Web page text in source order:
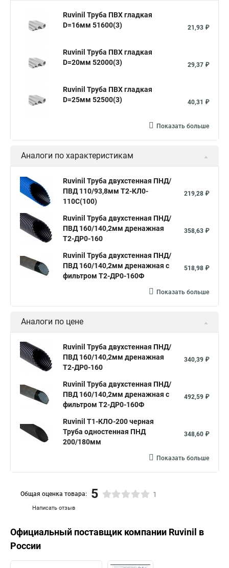
Ruvinil Труба ПВХ гладкая
D=16мм 51600(3)
21,93 ₽
Ruvinil Труба ПВХ гладкая
D=20мм 52000(3)
29,37 ₽
Ruvinil Труба ПВХ гладкая
D=25мм 52500(3)
40,31 ₽
Показать больше
Аналоги по характеристикам
Ruvinil Труба двухстенная ПНД/
ПВД 110/93,8мм Т2-КЛ0-
110С(100)
219,28 ₽
Ruvinil Труба двухстенная ПНД/
ПВД 160/140,2мм дренажная
Т2-ДР0-160
358,63 ₽
Ruvinil Труба двухстенная ПНД/
ПВД 160/140,2мм дренажная с
фильтром Т2-ДР0-160Ф
518,98 ₽
Показать больше
Аналоги по цене
Ruvinil Труба двухстенная ПНД/
ПВД 160/140,2мм дренажная
Т2-ДР0-160
340,39 ₽
Ruvinil Труба двухстенная ПНД/
ПВД 160/140,2мм дренажная с
фильтром Т2-ДР0-160Ф
492,59 ₽
Ruvinil Т1-КЛО-200 черная
Труба одностенная ПНД
200/180мм
348,60 ₽
Показать больше
Написать отзыв
Общая оценка товара: 5 1
Официальный поставщик компании Ruvinil в
России